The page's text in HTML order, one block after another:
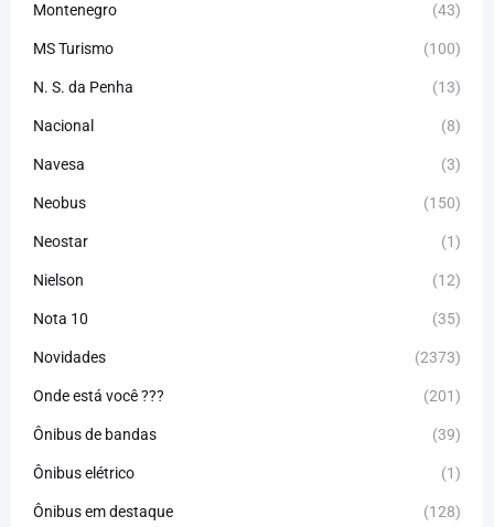
Montenegro (43)
MS Turismo (100)
N. S. da Penha (13)
Nacional (8)
Navesa (3)
Neobus (150)
Neostar (1)
Nielson (12)
Nota 10 (35)
Novidades (2373)
Onde está você ??? (201)
Ônibus de bandas (39)
Ônibus elétrico (1)
Ônibus em destaque (128)